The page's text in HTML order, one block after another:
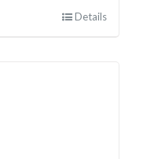
Details